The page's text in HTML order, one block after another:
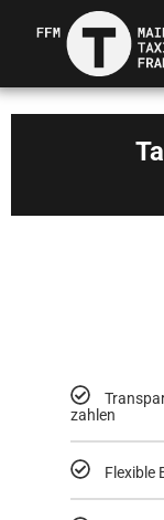
zahlen
Flexible